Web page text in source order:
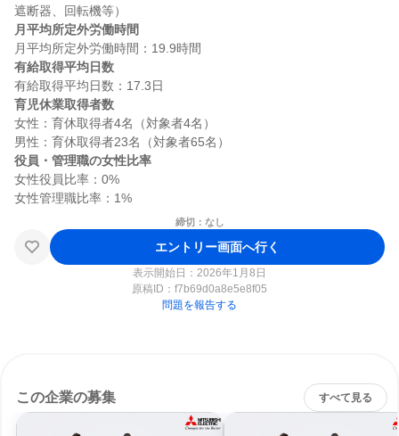
月平均所定外労働時間
有給取得平均日数
育児休業取得者数
女性：育休取得者4名（対象者4名）
役員・管理職の女性比率
女性役員比率：0%
締切：なし
エントリー画面へ行く
表示開始日：2026年1月8日
原稿ID： f7b69d0a8e5e8f05
問題を報告する
この企業の募集 すべて見る